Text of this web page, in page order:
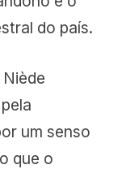
do país.
um senso
que o